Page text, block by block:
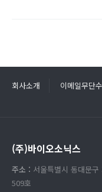
회사소개 이메일무단
(주)바이오소닉스
주소 : 서울특별시 동대문
509호